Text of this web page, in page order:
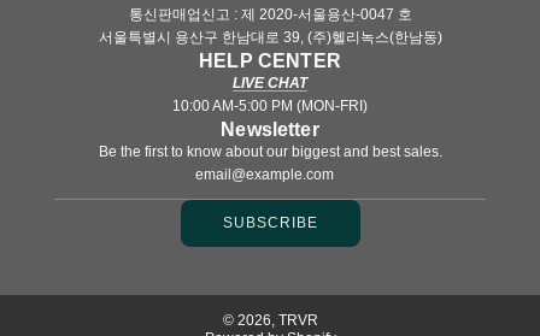
통신판매업신고 : 제 2020-서울용산-0047 호
서울특별시 용산구 한남대로 39, (주)헬리녹스(한남동)
HELP CENTER
LIVE CHAT
10:00 AM-5:00 PM (MON-FRI)
Newsletter
Be the first to know about our biggest and best sales.
SUBSCRIBE
© 2026, TRVR